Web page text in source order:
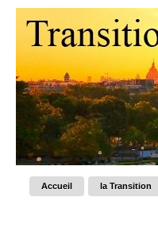
Accueil la Transition